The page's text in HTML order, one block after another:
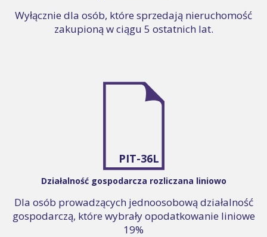
Wyłącznie dla osób, które sprzedają nieruchomość
zakupioną w ciągu 5 ostatnich lat.
PIT-36L
Działalność gospodarcza rozliczana liniowo
Dla osób prowadzących jednoosobową działalność
gospodarczą, które wybrały opodatkowanie liniowe
19%